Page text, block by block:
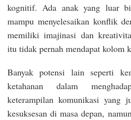
kognitif. Ada anak yang luar
mampu menyelesaikan konflik
memiliki imajinasi dan
itu tidak pernah mendapat kolom
Banyak potensi lain seperti
ketahanan dalam
keterampilan komunikasi yang
kesuksesan di masa depan,